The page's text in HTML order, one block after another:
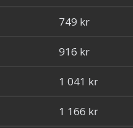
749 kr
916 kr
1 041 kr
1 166 kr